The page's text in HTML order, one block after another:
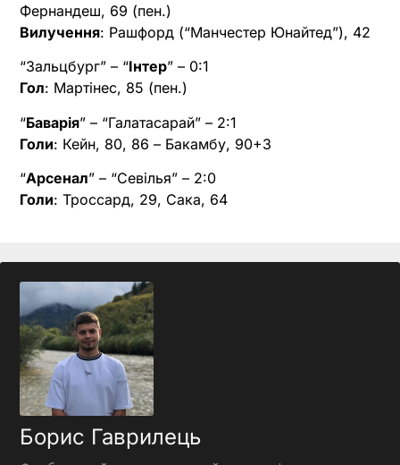
Фернандеш, 69 (пен.)
Вилучення: Рашфорд (“Манчестер Юнайтед”), 42
“Зальцбург” – “Інтер” – 0:1
Гол: Мартінес, 85 (пен.)
“Баварія” – “Галатасарай” – 2:1
Голи: Кейн, 80, 86 – Бакамбу, 90+3
“Арсенал” – “Севілья” – 2:0
Голи: Троссард, 29, Сака, 64
Борис Гаврилець